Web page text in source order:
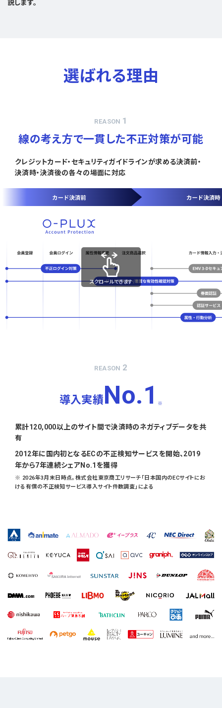
説します。
選ばれる理由
REASON 1
線の考え方で一貫した不正対策が可能
クレジットカード・セキュリティガイドラインが求める決済前・
決済時・決済後の各々の場面に対応
スクロールできます
REASON 2
導入実績No.1 ※
累計120,000以上のサイト間で決済時のネガティブデータを共
有
2012年に国内初となるECの不正検知サービスを開始、2019
年から7年連続シェアNo.1を獲得
※ 2026年3月末日時点。株式会社東京商工リサーチ「日本国内のECサイトにお
ける有償の不正検知サービス導入サイト件数調査」による